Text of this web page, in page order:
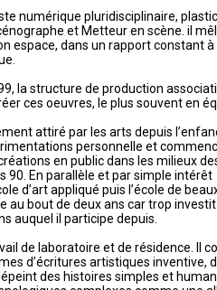
numérique pluridisciplinaire,
et Metteur en scène. il
espace, dans un rapport constant à
la structure de production
ces oeuvres, le plus souvent en
attiré par les arts depuis
personnelle et
en public dans les milieux
90. En parallèle et par simple intérêt
d’art appliqué puis l’école de
au bout de deux ans car trop
auquel il participe depuis.
de laboratoire et de résidence. Il
d’écritures artistiques inventive,
des histoires simples et